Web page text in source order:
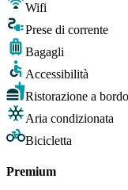
Wifi
Prese di corrente
Bagagli
Accessibilità
Ristorazione a bordo
Aria condizionata
Bicicletta
Premium